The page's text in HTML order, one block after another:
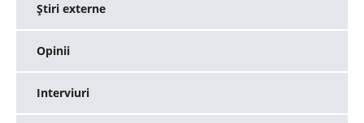
Ştiri externe
Opinii
Interviuri